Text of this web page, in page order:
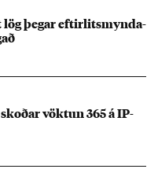
lög þeg­ar eft­ir­lits­mynda­
vökt­un 365 á IP-